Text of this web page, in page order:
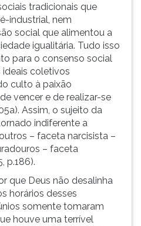
tradicionais que
industrial, nem
social que alimentou a
igualitária. Tudo isso
para o consenso social
ideais coletivos
culto à paixão
vencer e de realizar-se
Assim, o sujeito da
indiferente a
– faceta narcisista –
– faceta
p.186).
que Deus não desalinha
horários desses
somente tomaram
houve uma terrível